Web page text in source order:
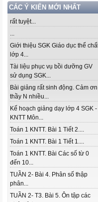
CÁC Ý KIẾN MỚI NHẤT
rất tuyệt...
...
Giới thiệu SGK Giáo dục thể
lớp 4...
Tài liệu phục vụ bồi dưỡng GV
sử dụng SGK...
Bài giảng rất sinh động. Cảm ơn
thầy N nhiều...
Kế hoạch giảng dạy lớp 4 SGK -
KNTT Môn...
Toán 1 KNTT. Bài 1 Tiết 2....
Toán 1 KNTT. Bài 1 Tiết 1....
Toán 1 KNTT. Bài Các số từ 0
đến 10...
TUẦN 2- Bài 4. Phân số thập
phân...
TUẦN 2- T3. Bài 5. Ôn tập các